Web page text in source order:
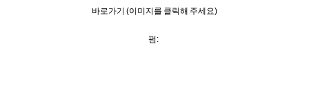
바로가기 (이미지를 클릭해 주세요)
펌: